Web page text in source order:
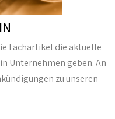
Fachartikel die aktuelle
Unternehmen geben. An
zu unseren